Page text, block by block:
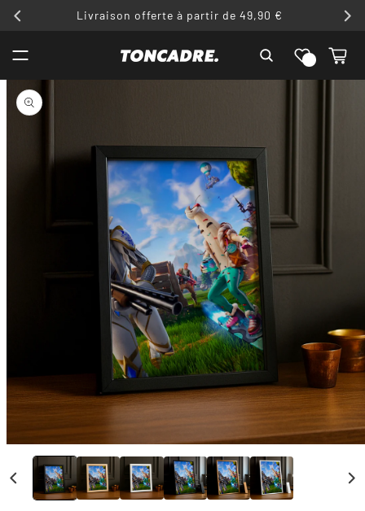
Livraison offerte à partir de 49,90 €
Liste de
souhaits
Panier
PASSER AUX
INFORMATIONS
PRODUITS
média